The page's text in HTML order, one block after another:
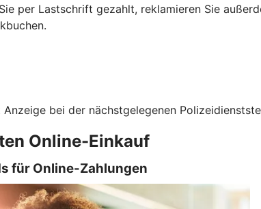
per Lastschrift gezahlt, reklamieren Sie
bei der nächstgelegenen
Online-Einkauf
für Online-Zahlungen